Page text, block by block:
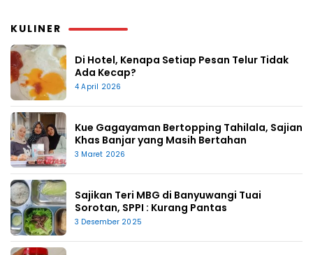
KULINER
Di Hotel, Kenapa Setiap Pesan Telur Tidak
Ada Kecap?
4 April 2026
Kue Gagayaman Bertopping Tahilala, Sajian
Khas Banjar yang Masih Bertahan
3 Maret 2026
Sajikan Teri MBG di Banyuwangi Tuai
Sorotan, SPPI : Kurang Pantas
3 Desember 2025